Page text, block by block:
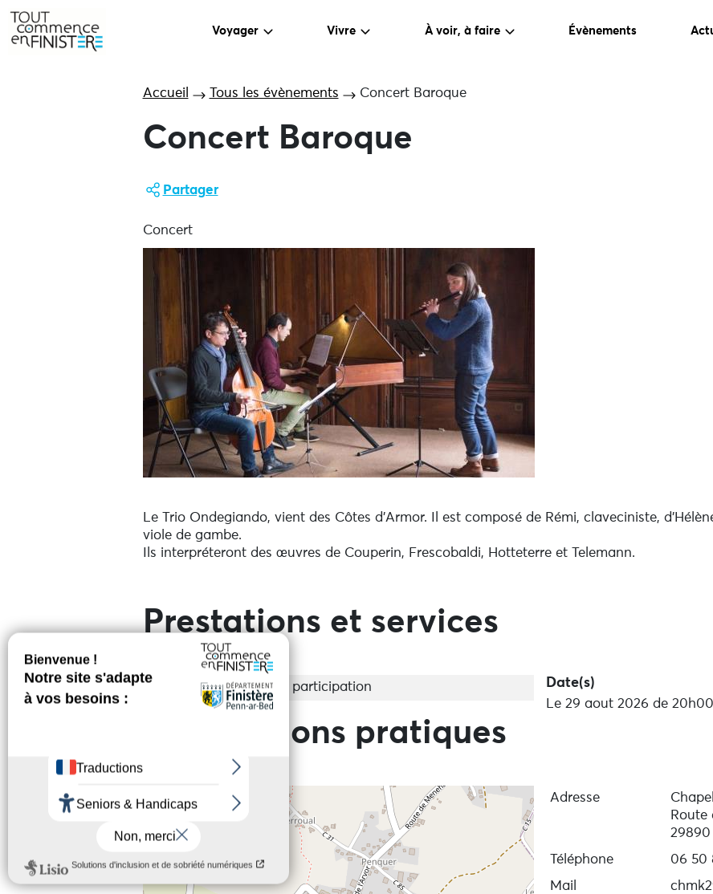
Voyager Vivre À voir, à faire Évènements
Accueil Tous les évènements Concert Baroque
Concert Baroque
Partager
Concert
Le Trio Ondegiando, vient des Côtes d’Armor. Il est composé de Rémi, claveciniste,
viole de gambe.
Ils interpréteront des œuvres de Couperin, Frescobaldi, Hotteterre et Telemann.
Prestations et services
Entrée Libre participation Date(s)
Le 29 aout 2026 de
Informations pratiques
+
−
Adresse
Route
29890
Téléphone
06 50
Mail